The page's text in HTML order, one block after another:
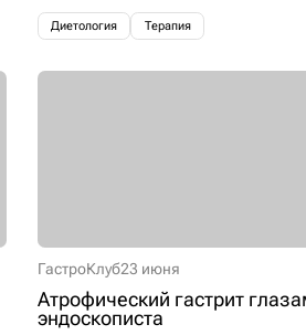
Диетология Терапия
ГастроКлуб23 июня
Атрофический гастрит
эндоскописта